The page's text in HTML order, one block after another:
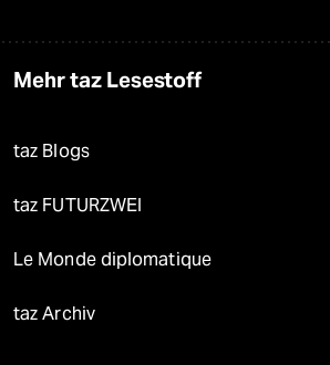
Mehr taz Lesestoff
taz Blogs
taz FUTURZWEI
Le Monde diplomatique
taz Archiv